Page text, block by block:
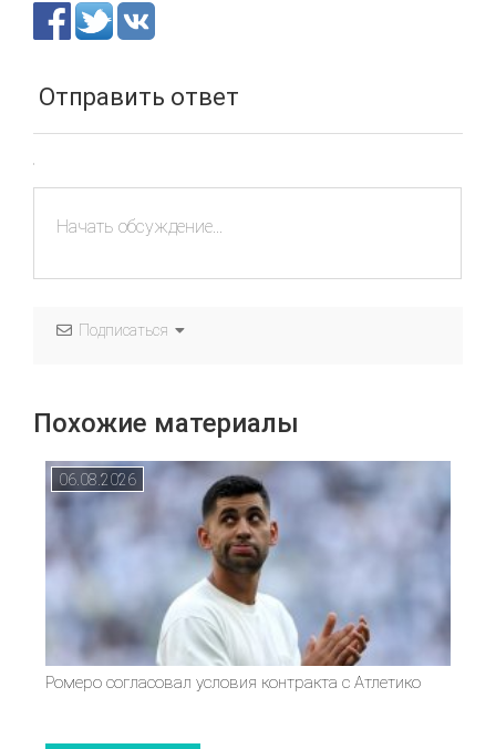
Отправить ответ
Подписаться
Похожие материалы
06.08.2026
Ромеро согласовал условия контракта с Атлетико